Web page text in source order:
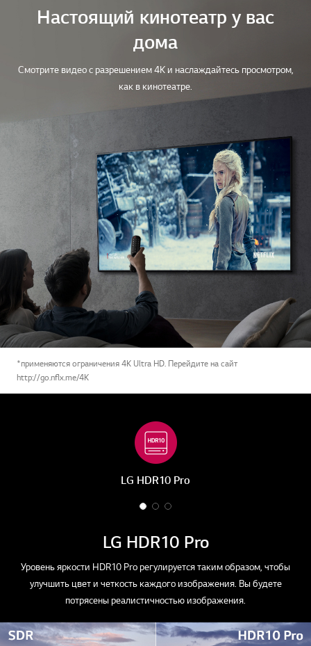
Настоящий кинотеатр у вас
дома
Смотрите видео с разрешением 4K и наслаждайтесь просмотром,
как в кинотеатре.
*применяются ограничения 4K Ultra HD. Перейдите на сайт
http://go.nflx.me/4K
LG HDR10 Pro
1
f
3
2
f
3
3
f
3
LG HDR10 Pro
Уровень яркости HDR10 Pro регулируется таким образом, чтобы
улучшить цвет и четкость каждого изображения. Вы будете
потрясены реалистичностью изображения.